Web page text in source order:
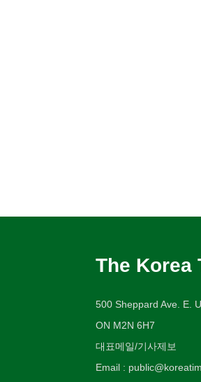
The Korea
500 Sheppard Ave. E.
ON M2N 6H7
대표메일/기사제보
Email :